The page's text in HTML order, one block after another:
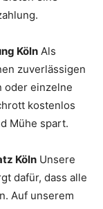
Köln Als
zuverlässigen
oder einzelne
kostenlos
Mühe spart.
Köln Unsere
dafür, dass alle
Auf unserem